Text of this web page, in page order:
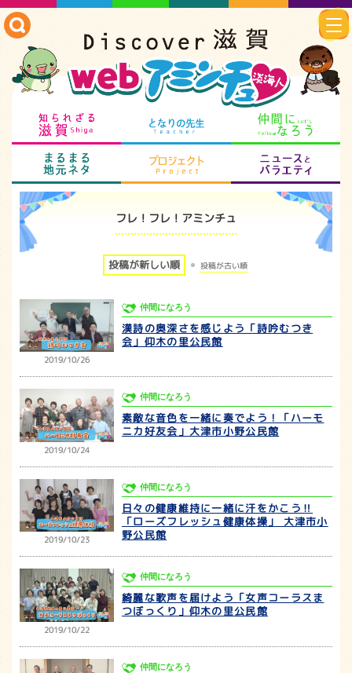
知られざる滋賀 となりの先生
まるまる地元ネタ プロジェクト
フレ！フレ！アミンチュ
投稿が新しい順 投稿が古い順
2019/10/26
仲間になろう
漢詩の奥深さを感じよう「詩吟むつき
会」仰木の里公民館
2019/10/24
仲間になろう
素敵な音色を一緒に奏でよう！「ハーモ
ニカ好友会」大津市小野公民館
2019/10/23
仲間になろう
日々の健康維持に一緒に汗をかこう‼
「ローズフレッシュ健康体操」 大津市小
野公民館
2019/10/22
仲間になろう
綺麗な歌声を届けよう「女声コーラスま
つぼっくり」仰木の里公民館
仲間になろう